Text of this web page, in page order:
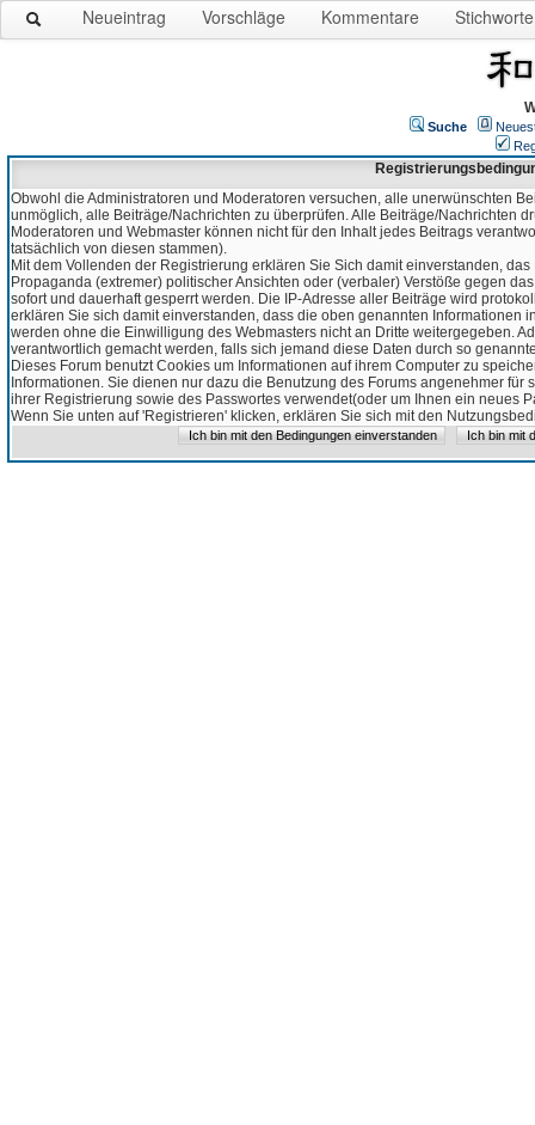
Neueintrag Vorschläge Kommentare Stichworte
Suche
Obwohl die Administratoren und Moderatoren versuchen, alle unerwünschten
unmöglich, alle Beiträge/Nachrichten zu überprüfen. Alle Beiträge/Nachrichten
Moderatoren und Webmaster können nicht für den Inhalt jedes Beitrags
tatsächlich von diesen stammen).
Mit dem Vollenden der Registrierung erklären Sie Sich damit einverstanden,
Propaganda (extremer) politischer Ansichten oder (verbaler) Verstöße gegen
sofort und dauerhaft gesperrt werden. Die IP-Adresse aller Beiträge wird
erklären Sie sich damit einverstanden, dass die oben genannten Informationen
werden ohne die Einwilligung des Webmasters nicht an Dritte weitergegeben.
verantwortlich gemacht werden, falls sich jemand diese Daten durch so
Dieses Forum benutzt Cookies um Informationen auf ihrem Computer zu
Informationen. Sie dienen nur dazu die Benutzung des Forums angenehmer
ihrer Registrierung sowie des Passwortes verwendet(oder um Ihnen ein neues
Wenn Sie unten auf 'Registrieren' klicken, erklären Sie sich mit den